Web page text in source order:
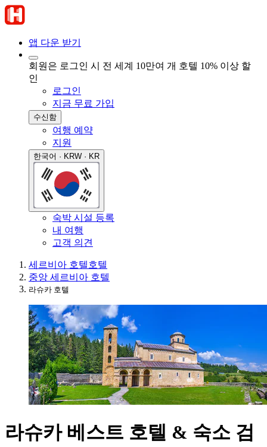
앱 다운 받기
회원은 로그인 시 전 세계 10만여 개 호텔 10% 이상 할
인
로그인
지금 무료 가입
수신함
여행 예약
지원
한국어 · KRW · KR
숙박 시설 등록
내 여행
고객 의견
세르비아 호텔호텔
중앙 세르비아 호텔
라슈카 호텔
라슈카 베스트 호텔 & 숙소 검